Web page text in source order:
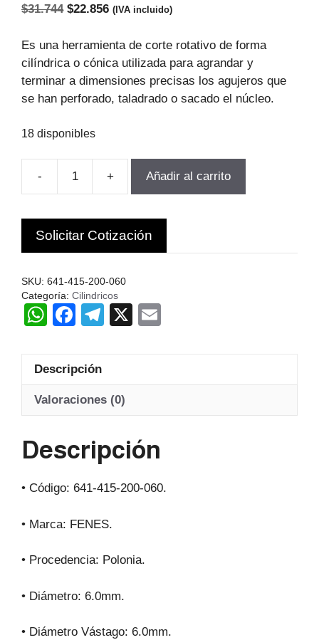
$31.744 El
original
era:
$31.744.
$22.856El
actual
es:
$22.856.
(IVA incluido)
Es una herramienta de corte rotativo de forma
cilíndrica o cónica utilizada para agrandar y
terminar a dimensiones precisas los agujeros que
se han perforado, taladrado o sacado el núcleo.
18 disponibles
-
ESCAREADOR
D-
6.0MM
DIN
FENES
Polon
+ Añadir al carrito
Solicitar Cotización
SKU: 641-415-200-060
Categoría: Cilindricos
W
at
s
A
p
F
c
e
b
o
T
gr
a
X
Descripción
Valoraciones (0)
Descripción
• Código: 641-415-200-060.
• Marca: FENES.
• Procedencia: Polonia.
• Diámetro: 6.0mm.
• Diámetro Vástago: 6.0mm.